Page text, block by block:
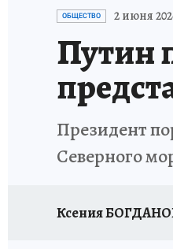
ОБЩЕСТВО 2 июня
Путин
Президент
Северного
Ксения